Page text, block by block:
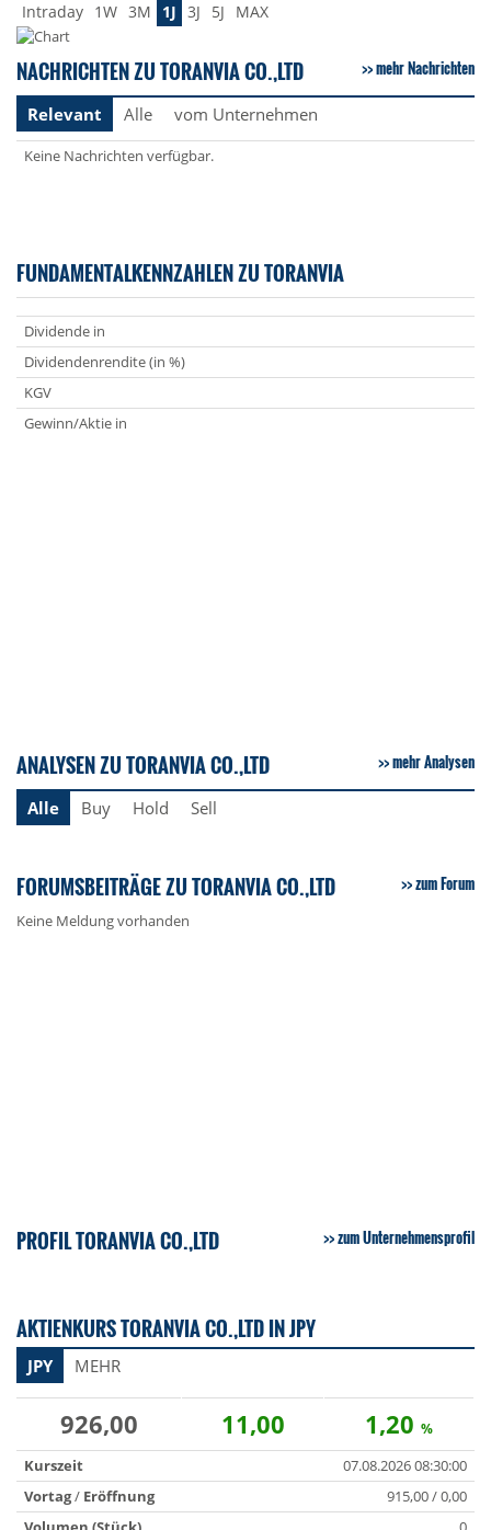
Intraday 1W 3M 1J 3J 5J MAX
NACHRICHTEN ZU TORANVIA CO.,LTD mehr Nachrichten
Relevant Alle vom Unternehmen
Keine Nachrichten verfügbar.
FUNDAMENTALKENNZAHLEN ZU TORANVIA
Dividende in
Dividendenrendite (in %)
KGV
Gewinn/Aktie in
ANALYSEN ZU TORANVIA CO.,LTD mehr Analysen
Alle Buy Hold Sell
FORUMSBEITRÄGE ZU TORANVIA CO.,LTD zum Forum
Keine Meldung vorhanden
PROFIL TORANVIA CO.,LTD zum Unternehmensprofil
AKTIENKURS TORANVIA CO.,LTD IN JPY
JPY MEHR
926,00 11,00 1,20 %
Kurszeit
07.08.2026 08:30:00
Vortag/ Eröffnung
915,00 / 0,00